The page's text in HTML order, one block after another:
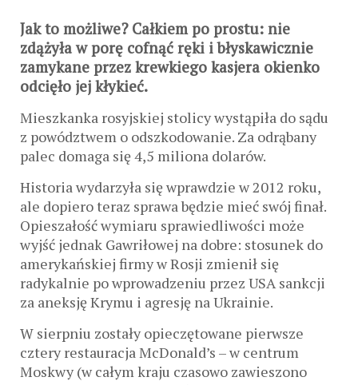
Jak to możliwe? Całkiem po prostu: nie
zdążyła w porę cofnąć ręki i błyskawicznie
zamykane przez krewkiego kasjera okienko
odcięło jej kłykieć.
Mieszkanka rosyjskiej stolicy wystąpiła do sądu
z powództwem o odszkodowanie. Za odrąbany
palec domaga się 4,5 miliona dolarów.
Historia wydarzyła się wprawdzie w 2012 roku,
ale dopiero teraz sprawa będzie mieć swój finał.
Opieszałość wymiaru sprawiedliwości może
wyjść jednak Gawriłowej na dobre: stosunek do
amerykańskiej firmy w Rosji zmienił się
radykalnie po wprowadzeniu przez USA sankcji
za aneksję Krymu i agresję na Ukrainie.
W sierpniu zostały opieczętowane pierwsze
cztery restauracja McDonald’s – w centrum
Moskwy (w całym kraju czasowo zawieszono